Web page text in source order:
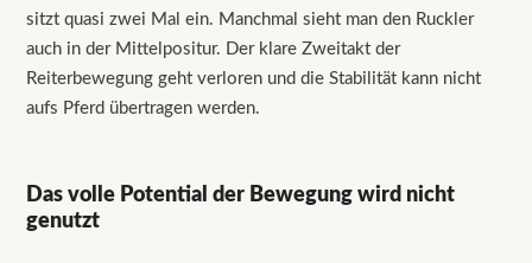
sitzt quasi zwei Mal ein. Manchmal sieht man den Ruckler
auch in der Mittelpositur. Der klare Zweitakt der
Reiterbewegung geht verloren und die Stabilität kann nicht
aufs Pferd übertragen werden.
Das volle Potential der Bewegung wird nicht
genutzt